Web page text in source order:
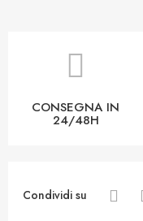
CONSEGNA IN
24/48H
Condividi su